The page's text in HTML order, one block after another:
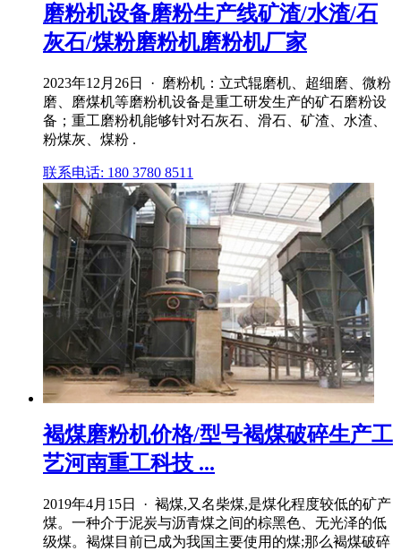
磨粉机设备磨粉生产线矿渣/水渣/石
灰石/煤粉磨粉机磨粉机厂家
2023年12月26日 · 磨粉机：立式辊磨机、超细磨、微粉
磨、磨煤机等磨粉机设备是重工研发生产的矿石磨粉设
备；重工磨粉机能够针对石灰石、滑石、矿渣、水渣、
粉煤灰、煤粉 .
联系电话: 180 3780 8511
褐煤磨粉机价格/型号褐煤破碎生产工
艺河南重工科技 ...
2019年4月15日 · 褐煤,又名柴煤,是煤化程度较低的矿产
煤。一种介于泥炭与沥青煤之间的棕黑色、无光泽的低
级煤。褐煤目前已成为我国主要使用的煤;那么褐煤破碎